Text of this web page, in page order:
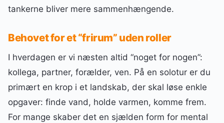
tankerne bliver mere sammenhængende.
Behovet for et “frirum” uden roller
I hverdagen er vi næsten altid “noget for nogen”:
kollega, partner, forælder, ven. På en solotur er du
primært en krop i et landskab, der skal løse enkle
opgaver: finde vand, holde varmen, komme frem.
For mange skaber det en sjælden form for mental